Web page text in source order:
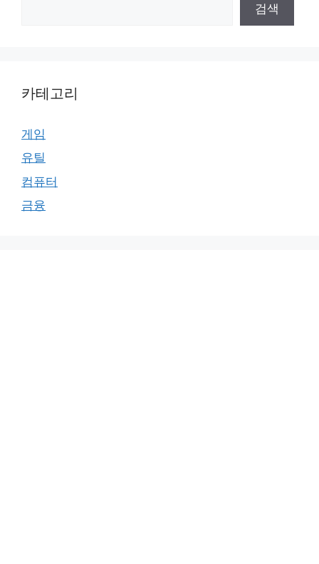
검색
카테고리
게임
유틸
컴퓨터
금융